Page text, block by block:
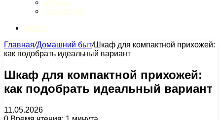
Главная/Домашний быт/Шкаф для компактной прихожей:
как подобрать идеальный вариант
Шкаф для компактной прихожей:
как подобрать идеальный вариант
11.05.2026